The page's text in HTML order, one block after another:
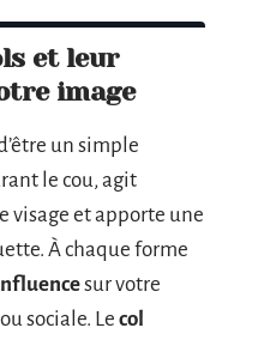
et leur
image
un simple
le cou, agit
visage et apporte une
À chaque forme
sur votre
sociale. Le col